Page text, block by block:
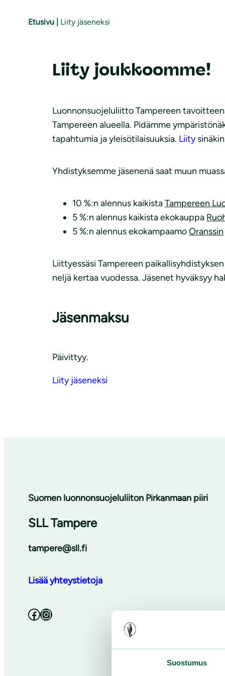
Suostumus
Etusivu Liity jäseneksi
Liity joukkoomme!
Luonnonsuojeluliitto Tampereen
Tampereen alueella. Pidämme
tapahtumia ja yleisötilaisuuksia. Liity
Yhdistyksemme jäsenenä saat muun
10 %:n alennus kaikistaTampereen
5 %:n alennus kaikista ekokauppa
5 %:n alennus ekokampaamoOranssin
Liittyessäsi Tampereen
neljä kertaa vuodessa. Jäsenet hyväksyy
Jäsenmaksu
Päivittyy.
Liity jäseneksi
Suomen luonnonsuojeluliiton Pirkanmaan piiri
SLL Tampere
tampere@sll.fi
Lisää yhteystietoja
Facebook Instagram